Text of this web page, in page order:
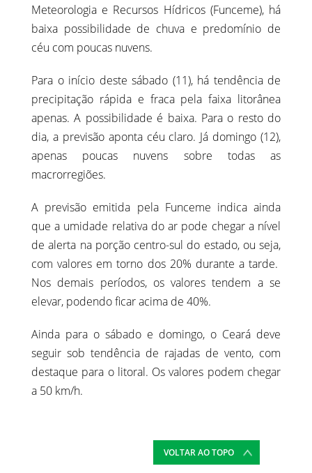
Meteorologia e Recursos Hídricos (Funceme), há
baixa possibilidade de chuva e predomínio de
céu com poucas nuvens.
Para o início deste sábado (11), há tendência de
precipitação rápida e fraca pela faixa litorânea
apenas. A possibilidade é baixa. Para o resto do
dia, a previsão aponta céu claro. Já domingo (12),
apenas poucas nuvens sobre todas as
macrorregiões.
A previsão emitida pela Funceme indica ainda
que a umidade relativa do ar pode chegar a nível
de alerta na porção centro-sul do estado, ou seja,
com valores em torno dos 20% durante a tarde.
Nos demais períodos, os valores tendem a se
elevar, podendo ficar acima de 40%.
Ainda para o sábado e domingo, o Ceará deve
seguir sob tendência de rajadas de vento, com
destaque para o litoral. Os valores podem chegar
a 50 km/h.
VOLTAR AO TOPO